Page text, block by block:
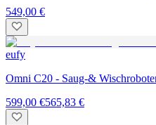
549,00 €
eufy
Omni C20 - Saug-&
599,00 €565,83 €